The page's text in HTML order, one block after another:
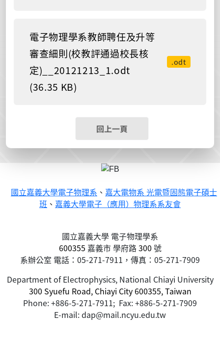
電子物理學系教師聘任及升等
審查細則(校教評通過校長核
定)__20121213_1.odt
(36.35 KB)
.odt
回上一頁
國立嘉義大學電子物理系 、 嘉大電物系 光電暨固態電子碩士
班 、 嘉義大學電子（應用）物理系系友會
國立嘉義大學 電子物理學系
600355 嘉義市學府路300 號
系辦公室 電話：05-271-7911，傳真：05-271-7909
Department of Electrophysics, National Chiayi University
300 Syuefu Road, Chiayi City 600355, Taiwan
Phone: +886-5-271-7911; Fax: +886-5-271-7909
E-mail: dap@mail.ncyu.edu.tw